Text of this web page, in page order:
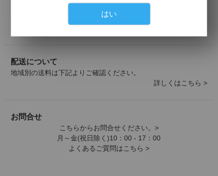
配送について
地域別の送料は下記よりご確認ください。
詳しくはこちら >
お問合せ
こちらからお問合せください。>
月～金(祝日除く)10：00 - 17：00
よくあるご質問はこちら >
はい